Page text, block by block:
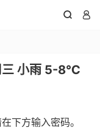
 
三 小雨 5-8℃
下方输入密码。